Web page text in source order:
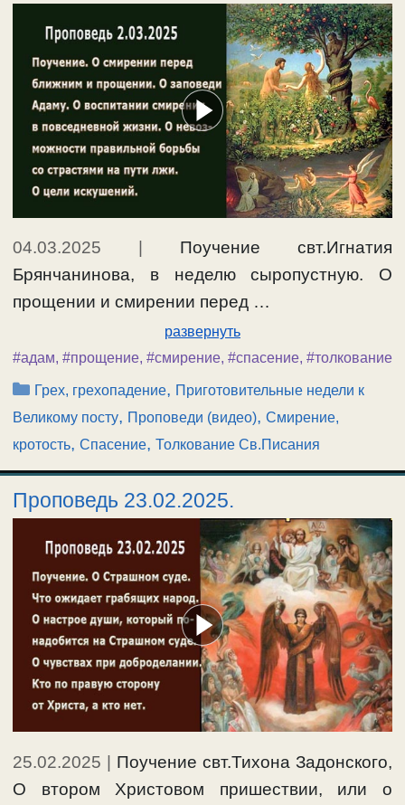
04.03.2025
Поучение свт.Игнатия
Брянчанинова, в неделю сыропустную. О
прощении и смирении перед …
развернуть
#адам, #прощение, #смирение, #спасение, #толкование
Рубрики
Грех, грехопадение, Приготовительные недели к
Великому посту, Проповеди (видео), Смирение,
кротость, Спасение, Толкование Св.Писания
Проповедь 23.02.2025.
25.02.2025
Поучение свт.Тихона Задонского,
О втором Христовом пришествии, или о